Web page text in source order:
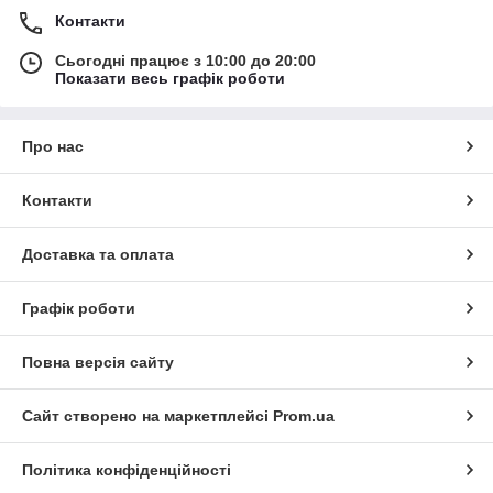
Контакти
Сьогодні працює з 10:00 до 20:00
Показати весь графік роботи
Про нас
Контакти
Доставка та оплата
Графік роботи
Повна версія сайту
Сайт створено на маркетплейсі Prom.ua
Політика конфіденційності